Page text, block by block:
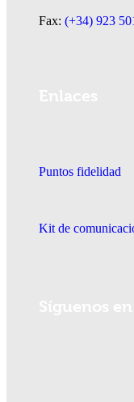
Fax: (+34) 923
Puntos fidelidad
Kit de